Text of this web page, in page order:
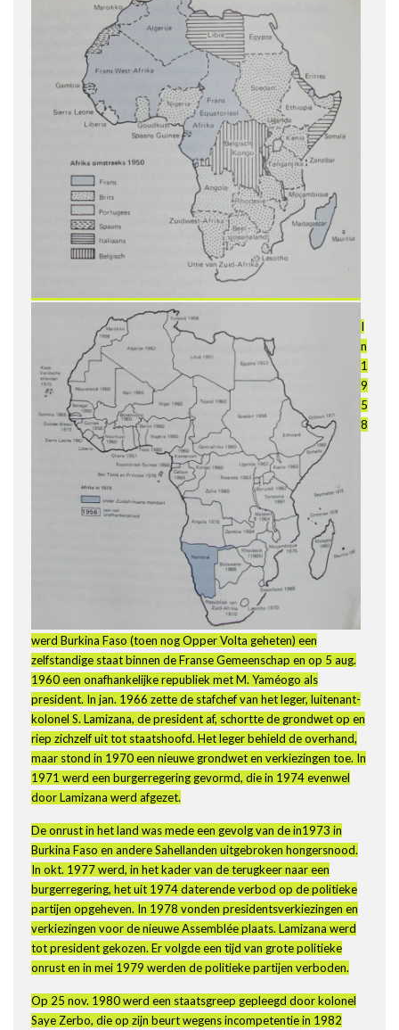
I
n
1
9
5
8
werd Burkina Faso (toen nog Opper Volta geheten) een
zelfstandige staat binnen de Franse Gemeenschap en op 5 aug.
1960 een onafhankelijke republiek met M. Yaméogo als
president. In jan. 1966 zette de stafchef van het leger, luitenant-
kolonel S. Lamizana, de president af, schortte de grondwet op en
riep zichzelf uit tot staatshoofd. Het leger behield de overhand,
maar stond in 1970 een nieuwe grondwet en verkiezingen toe. In
1971 werd een burgerregering gevormd, die in 1974 evenwel
door Lamizana werd afgezet.
De onrust in het land was mede een gevolg van de in1973 in
Burkina Faso en andere Sahellanden uitgebroken hongersnood.
In okt. 1977 werd, in het kader van de terugkeer naar een
burgerregering, het uit 1974 daterende verbod op de politieke
partijen opgeheven. In 1978 vonden presidentsverkiezingen en
verkiezingen voor de nieuwe Assemblée plaats. Lamizana werd
tot president gekozen. Er volgde een tijd van grote politieke
onrust en in mei 1979 werden de politieke partijen verboden.
Op 25 nov. 1980 werd een staatsgreep gepleegd door kolonel
Saye Zerbo, die op zijn beurt wegens incompetentie in 1982